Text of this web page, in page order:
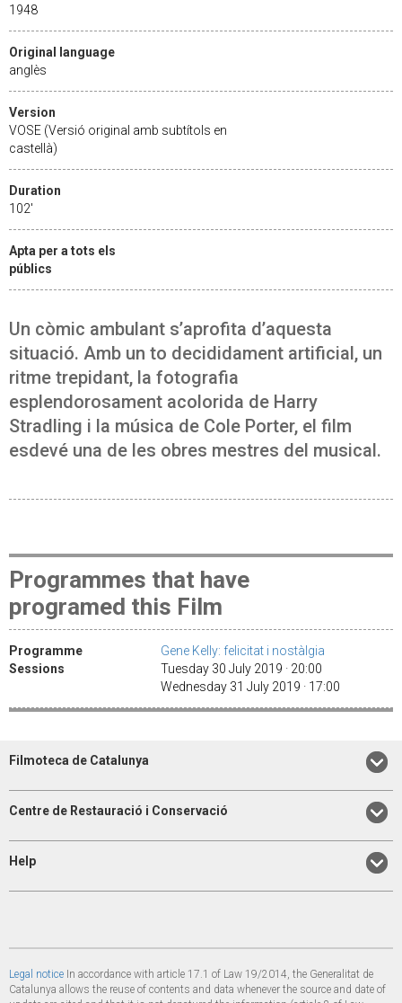
1948
Original language
anglès
Version
VOSE (Versió original amb subtítols en
castellà)
Duration
102'
Apta per a tots els
públics
Un còmic ambulant s’aprofita d’aquesta
situació. Amb un to decididament artificial, un
ritme trepidant, la fotografia
esplendorosament acolorida de Harry
Stradling i la música de Cole Porter, el film
esdevé una de les obres mestres del musical.
Programmes that have
programed this Film
Programme
Gene Kelly: felicitat i nostàlgia
Sessions
Tuesday 30 July 2019 · 20:00
Wednesday 31 July 2019 · 17:00
Filmoteca de Catalunya
Centre de Restauració i Conservació
Help
Legal notice In accordance with article 17.1 of Law 19/2014, the Generalitat de
Catalunya allows the reuse of contents and data whenever the source and date of